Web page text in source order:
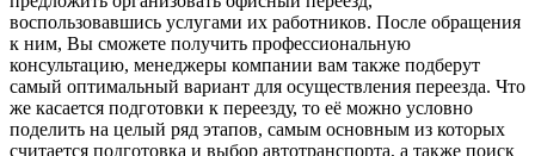
воспользовавшись услугами их работников. После обращения
к ним, Вы сможете получить профессиональную
консультацию, менеджеры компании вам также подберут
самый оптимальный вариант для осуществления переезда. Что
же касается подготовки к переезду, то её можно условно
поделить на целый ряд этапов, самым основным из которых
считается подготовка и выбор автотранспорта, а также поиск